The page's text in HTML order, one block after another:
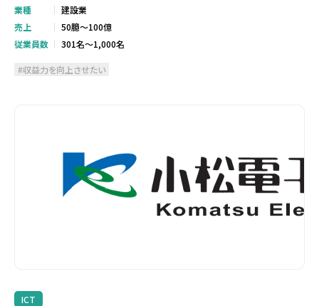
業種
建設業
売上
50臆～100億
従業員数
301名～1,000名
収益力を向上させたい
ICT